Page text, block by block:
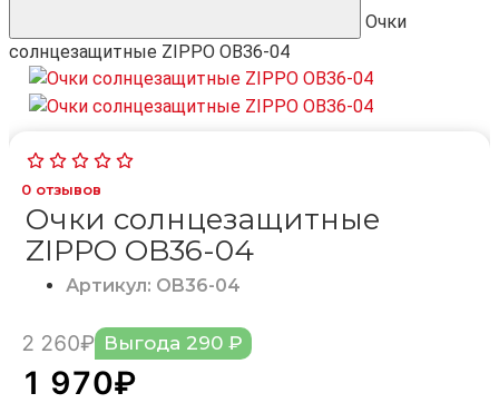
Очки
солнцезащитные ZIPPO OB36-04
0 отзывов
Очки солнцезащитные
ZIPPO OB36-04
Артикул: OB36-04
2 260₽ Выгода 290 ₽
1 970₽